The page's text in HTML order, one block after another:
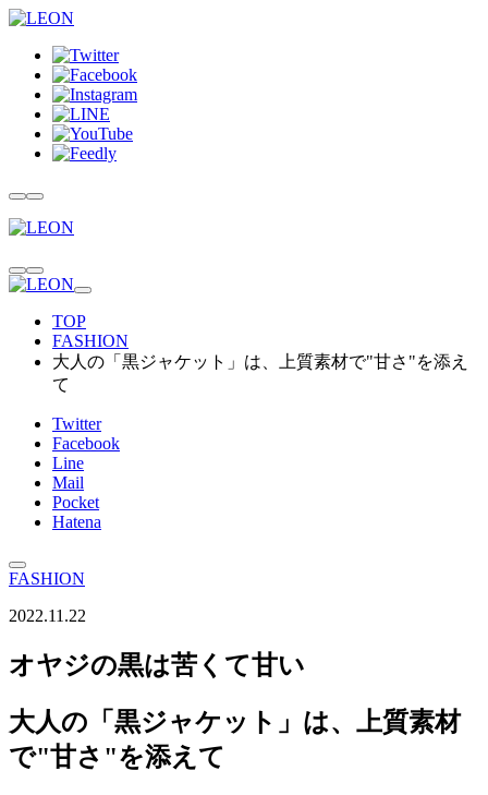
TOP
FASHION
大人の「黒ジャケット」は、上質素材で"甘さ"を添え
て
Twitter
Facebook
Line
Mail
Pocket
Hatena
FASHION
2022.11.22
オヤジの黒は苦くて甘い
大人の「黒ジャケット」は、上質素材
で"甘さ"を添えて